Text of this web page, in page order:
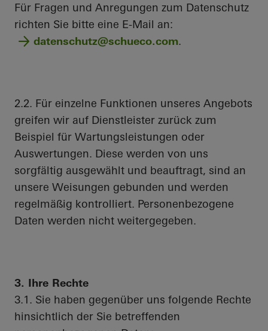
Für Fragen und Anregungen zum Datenschutz
richten Sie bitte eine E-Mail an:
datenschutz@schueco.com.
2.2. Für einzelne Funktionen unseres Angebots
greifen wir auf Dienstleister zurück zum
Beispiel für Wartungsleistungen oder
Auswertungen. Diese werden von uns
sorgfältig ausgewählt und beauftragt, sind an
unsere Weisungen gebunden und werden
regelmäßig kontrolliert. Personenbezogene
Daten werden nicht weitergegeben.
3. Ihre Rechte
3.1. Sie haben gegenüber uns folgende Rechte
hinsichtlich der Sie betreffenden